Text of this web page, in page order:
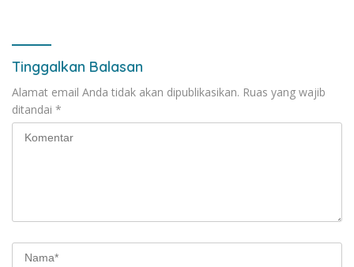
Tinggalkan Balasan
Alamat email Anda tidak akan dipublikasikan. Ruas yang wajib
ditandai *